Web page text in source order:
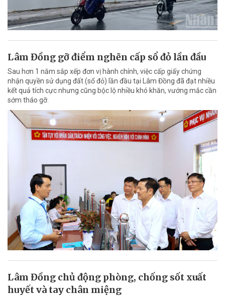
Lâm Đồng gỡ điểm nghẽn cấp sổ đỏ lần đầu
Sau hơn 1 năm sắp xếp đơn vị hành chính, việc cấp giấy chứng
nhận quyền sử dụng đất (sổ đỏ) lần đầu tại Lâm Đồng đã đạt nhiều
kết quả tích cực nhưng cũng bộc lộ nhiều khó khăn, vướng mắc cần
sớm tháo gỡ.
Lâm Đồng chủ động phòng, chống sốt xuất
huyết và tay chân miệng